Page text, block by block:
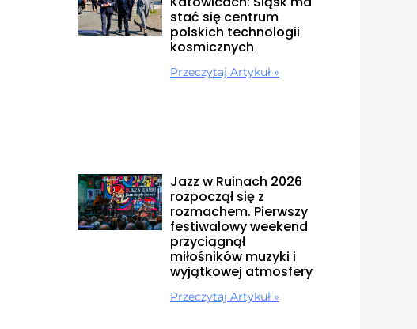
stać się centrum
polskich technologii
kosmicznych
Przeczytaj Artykuł »
Jazz w Ruinach 2026
rozpoczął się z
rozmachem. Pierwszy
festiwalowy weekend
przyciągnął
miłośników muzyki i
wyjątkowej atmosfery
Przeczytaj Artykuł »